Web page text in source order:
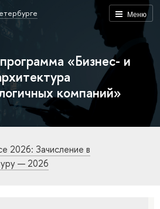
Меню
«Бизнес- и
компаний»
2026: Зачисление в
— 2026